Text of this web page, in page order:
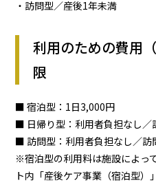
・訪問型／産後1年未満
利用のための費用
限
■ 宿泊型：1日3,000円
■ 日帰り型：利用者負担なし／
■ 訪問型：利用者負担なし／訪
※宿泊型の利用料は施設によっ
ト内「産後ケア事業（宿泊型）